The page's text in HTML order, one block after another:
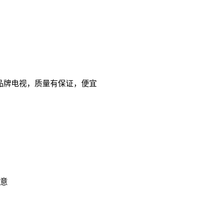
牌电视，质量有保证，便宜